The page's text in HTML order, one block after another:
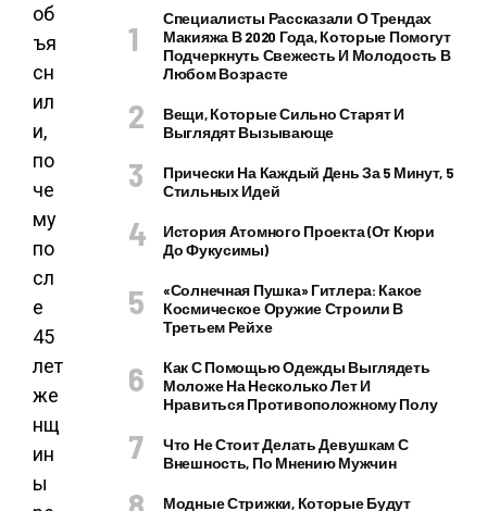
об
ъя
сн
ил
и,
по
че
му
по
сл
е
45
лет
же
нщ
ин
ы
Специалисты Рассказали О Трендах
Макияжа В 2020 Года, Которые Помогут
Подчеркнуть Свежесть И Молодость В
Любом Возрасте
Вещи, Которые Сильно Старят И
Выглядят Вызывающе
Прически На Каждый День За 5 Минут, 5
Стильных Идей
История Атомного Проекта (от Кюри
До Фукусимы)
«Солнечная Пушка» Гитлера: Какое
Космическое Оружие Строили В
Третьем Рейхе
Как С Помощью Одежды Выглядеть
Моложе На Несколько Лет И
Нравиться Противоположному Полу
Что Не Стоит Делать Девушкам С
Внешность, По Мнению Мужчин
Модные Стрижки, Которые Будут